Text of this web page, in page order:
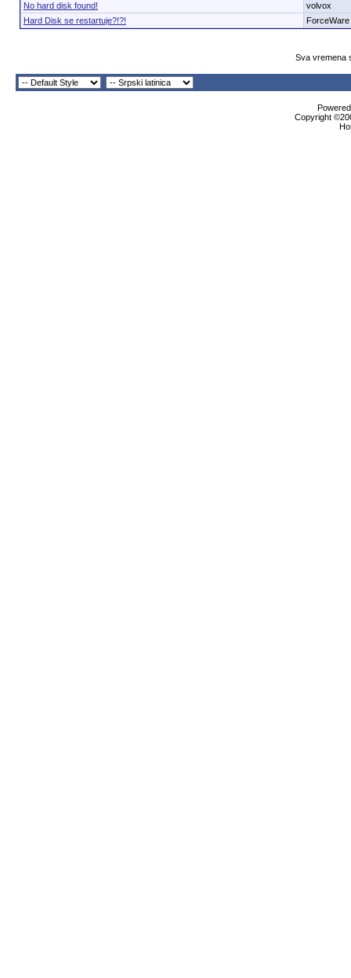
No hard disk found!
volvox
Hard Disk se restartuje?!?!
ForceWare
Sva vremena
Copyright